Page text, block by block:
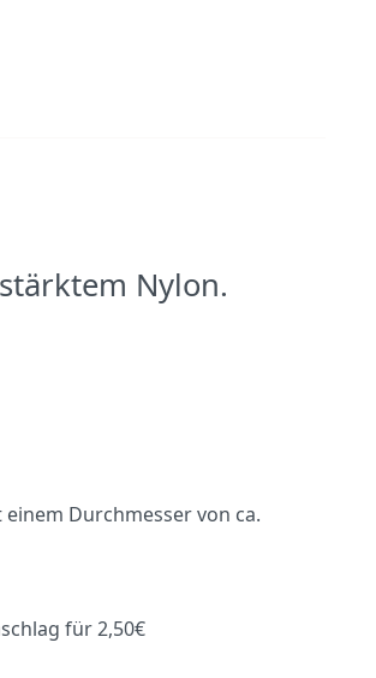
Nylon.
Durchmesser von ca.
für 2,50€